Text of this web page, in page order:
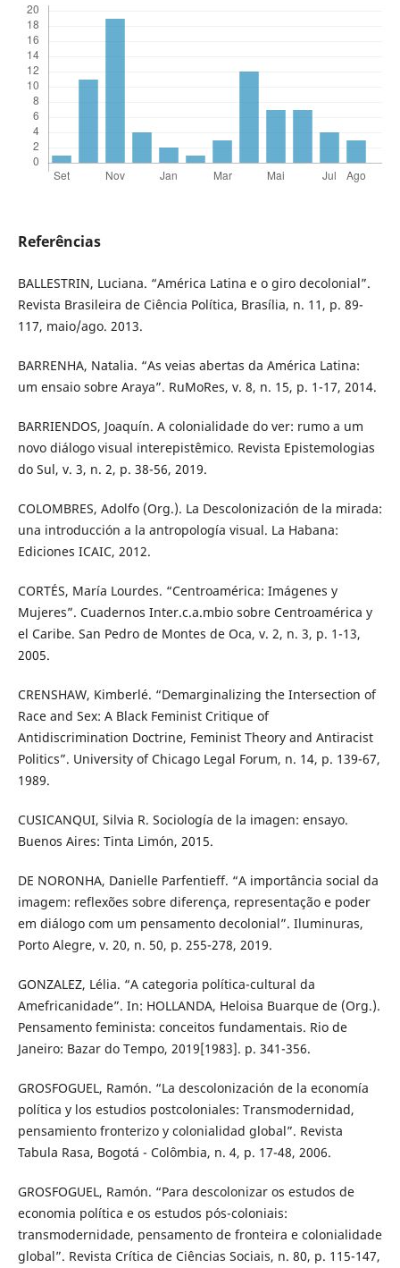
Referências
BALLESTRIN, Luciana. “América Latina e o giro decolonial”.
Revista Brasileira de Ciência Política, Brasília, n. 11, p. 89-
117, maio/ago. 2013.
BARRENHA, Natalia. “As veias abertas da América Latina:
um ensaio sobre Araya”. RuMoRes, v. 8, n. 15, p. 1-17, 2014.
BARRIENDOS, Joaquín. A colonialidade do ver: rumo a um
novo diálogo visual interepistêmico. Revista Epistemologias
do Sul, v. 3, n. 2, p. 38-56, 2019.
COLOMBRES, Adolfo (Org.). La Descolonización de la mirada:
una introducción a la antropología visual. La Habana:
Ediciones ICAIC, 2012.
CORTÉS, María Lourdes. “Centroamérica: Imágenes y
Mujeres”. Cuadernos Inter.c.a.mbio sobre Centroamérica y
el Caribe. San Pedro de Montes de Oca, v. 2, n. 3, p. 1-13,
2005.
CRENSHAW, Kimberlé. “Demarginalizing the Intersection of
Race and Sex: A Black Feminist Critique of
Antidiscrimination Doctrine, Feminist Theory and Antiracist
Politics”. University of Chicago Legal Forum, n. 14, p. 139-67,
1989.
CUSICANQUI, Silvia R. Sociología de la imagen: ensayo.
Buenos Aires: Tinta Limón, 2015.
DE NORONHA, Danielle Parfentieff. “A importância social da
imagem: reflexões sobre diferença, representação e poder
em diálogo com um pensamento decolonial”. Iluminuras,
Porto Alegre, v. 20, n. 50, p. 255-278, 2019.
GONZALEZ, Lélia. “A categoria política-cultural da
Amefricanidade”. In: HOLLANDA, Heloisa Buarque de (Org.).
Pensamento feminista: conceitos fundamentais. Rio de
Janeiro: Bazar do Tempo, 2019[1983]. p. 341-356.
GROSFOGUEL, Ramón. “La descolonización de la economía
política y los estudios postcoloniales: Transmodernidad,
pensamiento fronterizo y colonialidad global”. Revista
Tabula Rasa, Bogotá - Colômbia, n. 4, p. 17-48, 2006.
GROSFOGUEL, Ramón. “Para descolonizar os estudos de
economia política e os estudos pós-coloniais:
transmodernidade, pensamento de fronteira e colonialidade
global”. Revista Crítica de Ciências Sociais, n. 80, p. 115-147,